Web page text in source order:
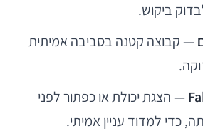
ביקוש.
— קבוצה קטנה בסביבה אמיתית
— הצגת יכולת או כפתור לפני
כדי למדוד עניין אמיתי.